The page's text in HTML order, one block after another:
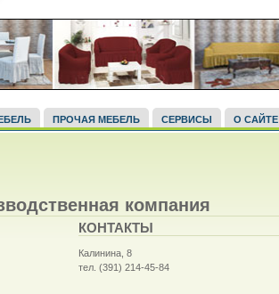
ПРОЧАЯ МЕБЕЛЬ СЕРВИСЫ О САЙТЕ
компания
КОНТАКТЫ
Калинина, 8
тел. (391) 214-45-84